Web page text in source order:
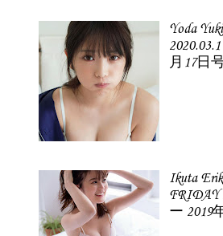
Yoda
月17日
Ikuta
FRIDAY
ー 2019